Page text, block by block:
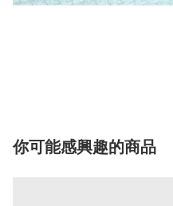
你可能感興趣的商品